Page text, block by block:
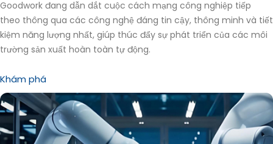
Goodwork đang dẫn dắt cuộc cách mạng công nghiệp tiếp
theo thông qua các công nghệ đáng tin cậy, thông minh và tiết
kiệm năng lượng nhất, giúp thúc đẩy sự phát triển của các môi
trường sản xuất hoàn toàn tự động.
Khám phá